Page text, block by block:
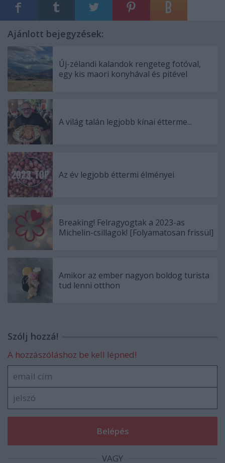
Ajánlott bejegyzések:
Új-zélandi kalandok rengeteg fotóval,
egy kis maori konyhával és pitével
A világ talán legjobb kínai étterme...
Az év legjobb éttermi élményei
Breaking! Felragyogtak a 2023-as
Michelin-csillagok! [Folyamatosan frissül]
Amikor az ember nagyon boldog turista
tud lenni otthon
Szólj hozzá!
A hozzászóláshoz be kell lépned!
VAGY